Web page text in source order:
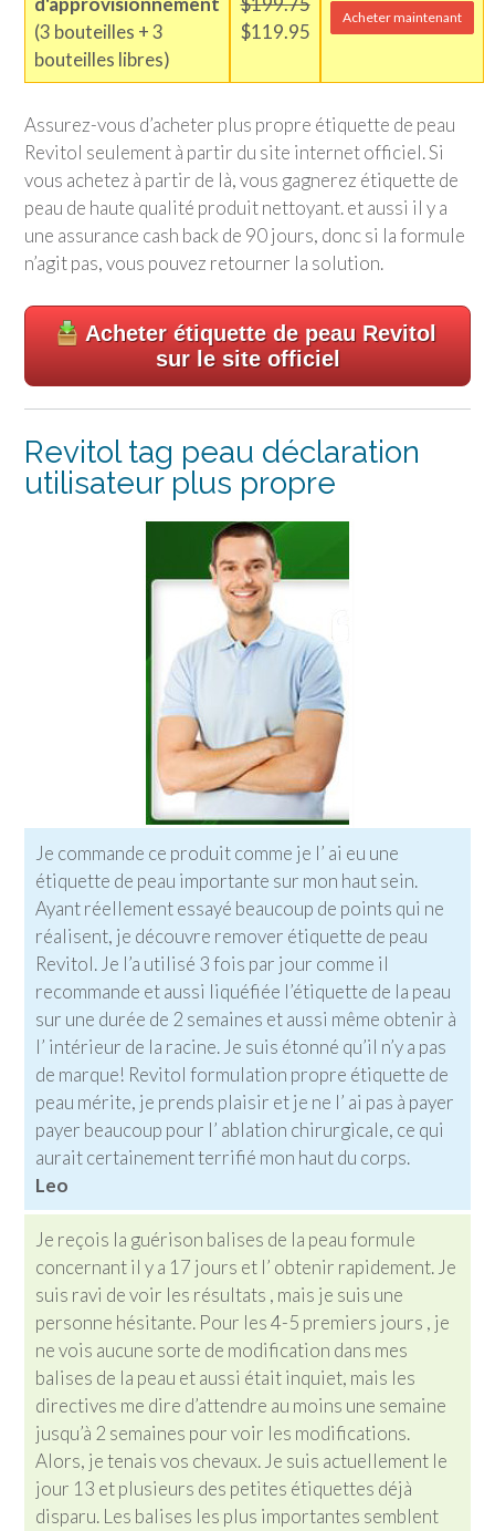
(3 bouteilles + 3
bouteilles libres)
$119.95
Acheter maintenant
Assurez-vous d’acheter plus propre étiquette de peau
Revitol seulement à partir du site internet officiel. Si
vous achetez à partir de là, vous gagnerez étiquette de
peau de haute qualité produit nettoyant. et aussi il y a
une assurance cash back de 90 jours, donc si la formule
n’agit pas, vous pouvez retourner la solution.
Acheter étiquette de peau Revitol
sur le site officiel
Revitol tag peau déclaration
utilisateur plus propre
Je commande ce produit comme je l’ ai eu une
étiquette de peau importante sur mon haut sein.
Ayant réellement essayé beaucoup de points qui ne
réalisent, je découvre remover étiquette de peau
Revitol. Je l’a utilisé 3 fois par jour comme il
recommande et aussi liquéfiée l’étiquette de la peau
sur une durée de 2 semaines et aussi même obtenir à
l’ intérieur de la racine. Je suis étonné qu’il n’y a pas
de marque! Revitol formulation propre étiquette de
peau mérite, je prends plaisir et je ne l’ ai pas à payer
payer beaucoup pour l’ ablation chirurgicale, ce qui
aurait certainement terrifié mon haut du corps.
Leo
Je reçois la guérison balises de la peau formule
concernant il y a 17 jours et l’ obtenir rapidement. Je
suis ravi de voir les résultats , mais je suis une
personne hésitante. Pour les 4-5 premiers jours , je
ne vois aucune sorte de modification dans mes
balises de la peau et aussi était inquiet, mais les
directives me dire d’attendre au moins une semaine
jusqu’à 2 semaines pour voir les modifications.
Alors, je tenais vos chevaux. Je suis actuellement le
jour 13 et plusieurs des petites étiquettes déjà
disparu. Les balises les plus importantes semblent